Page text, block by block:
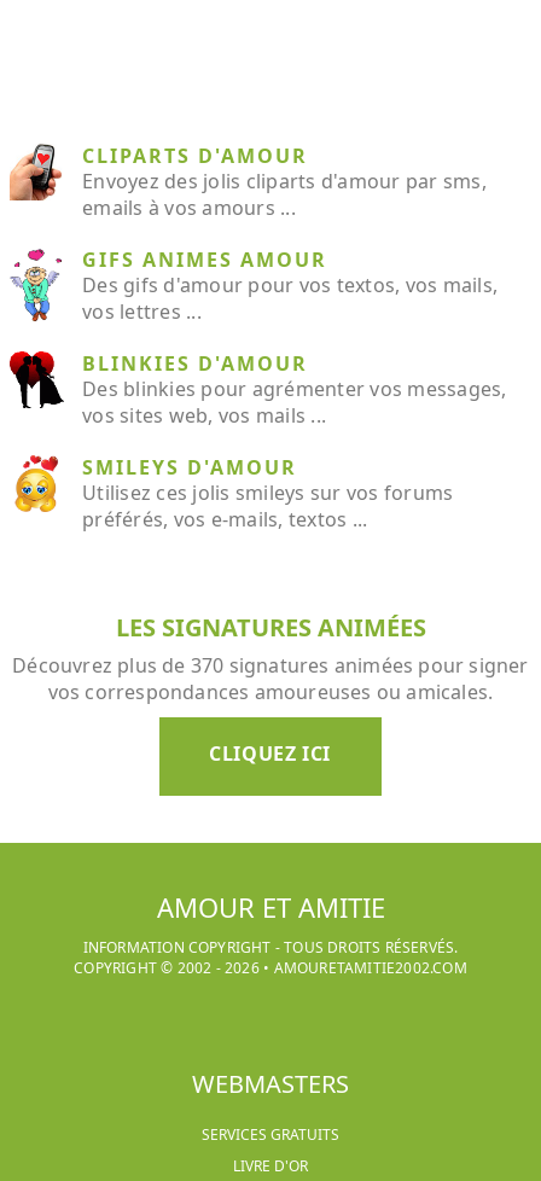
CLIPARTS D'AMOUR
Envoyez des jolis cliparts d'amour par sms,
emails à vos amours ...
GIFS ANIMES AMOUR
Des gifs d'amour pour vos textos, vos mails,
vos lettres ...
BLINKIES D'AMOUR
Des blinkies pour agrémenter vos messages,
vos sites web, vos mails ...
SMILEYS D'AMOUR
Utilisez ces jolis smileys sur vos forums
préférés, vos e-mails, textos ...
LES SIGNATURES ANIMÉES
Découvrez plus de 370 signatures animées pour signer
vos correspondances amoureuses ou amicales.
CLIQUEZ ICI
AMOUR ET AMITIE
INFORMATION COPYRIGHT - TOUS DROITS RÉSERVÉS.
COPYRIGHT © 2002 -2026• AMOURETAMITIE2002.COM
WEBMASTERS
SERVICES GRATUITS
LIVRE D'OR